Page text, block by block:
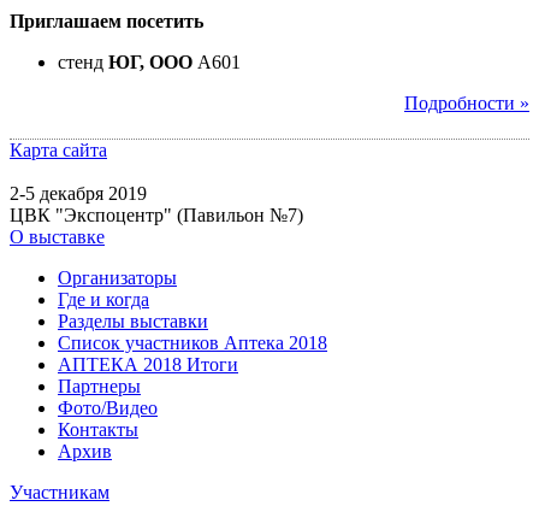
Приглашаем посетить
стенд ЮГ, ООО A601
Подробности »
Карта сайта
2-5 декабря 2019
ЦВК "Экспоцентр" (Павильон №7)
О выставке
Организаторы
Где и когда
Разделы выставки
Список участников Аптека 2018
АПТЕКА 2018 Итоги
Партнеры
Фото/Видео
Контакты
Архив
Участникам